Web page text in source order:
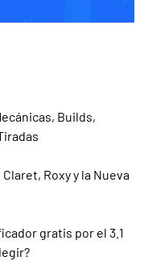
Builds,
Roxy y la Nueva
gratis por el 3.1